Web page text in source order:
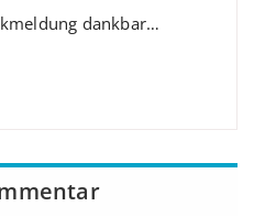
dankbar…